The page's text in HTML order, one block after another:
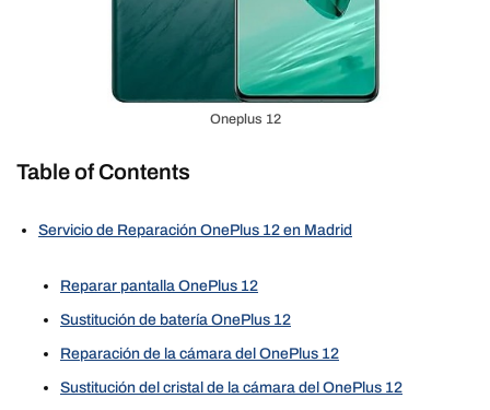
Oneplus 12
Table of Contents
Servicio de Reparación OnePlus 12 en Madrid
Reparar pantalla OnePlus 12
Sustitución de batería OnePlus 12
Reparación de la cámara del OnePlus 12
Sustitución del cristal de la cámara del OnePlus 12